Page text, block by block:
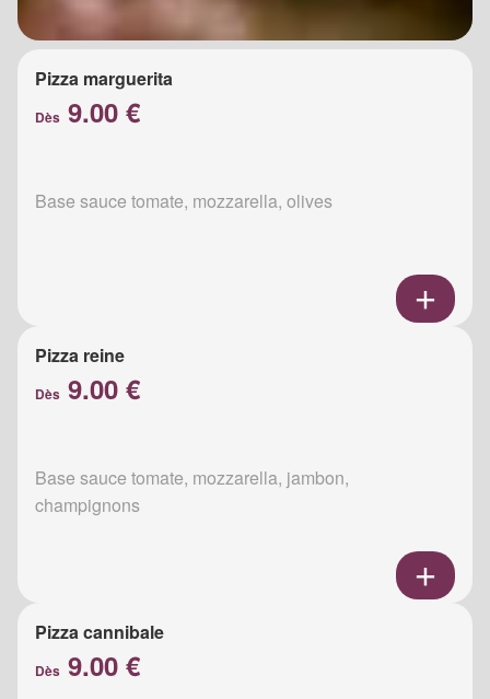
Pizza marguerita
Dès 9.00 €
Base sauce tomate, mozzarella, olives
Pizza reine
Dès 9.00 €
Base sauce tomate, mozzarella, jambon,
champignons
Pizza cannibale
Dès 9.00 €